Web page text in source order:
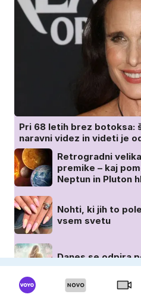
Pri 68 letih brez botoksa:
naravni videz in videti je
Retrogradni
premike – kaj
Neptun in Pluton
Nohti, ki jih to
vsem svetu
Danes se odpira
za enega